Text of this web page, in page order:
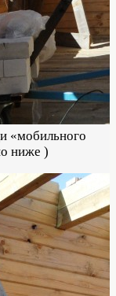
«мобильного
ниже )